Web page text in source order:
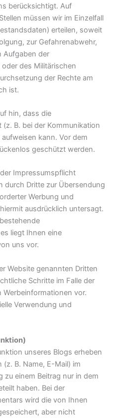
berücksichtigt. Auf
müssen wir im Einzelfall
erteilen, soweit
zur Gefahrenabwehr,
Aufgaben der
des Militärischen
der Rechte am
ist.
hin, dass die
B. bei der Kommunikation
kann. Vor dem
geschützt werden.
Impressumspflicht
Dritte zur Übersendung
Werbung und
ausdrücklich untersagt.
liegt Ihnen eine
uns vor.
Website genannten Dritten
Schritte im Falle der
vor.
Verwendung und
unseres Blogs erheben
B. Name, E-Mail) im
zu einem Beitrag nur in dem
haben. Bei der
wird die von Ihnen
aber nicht